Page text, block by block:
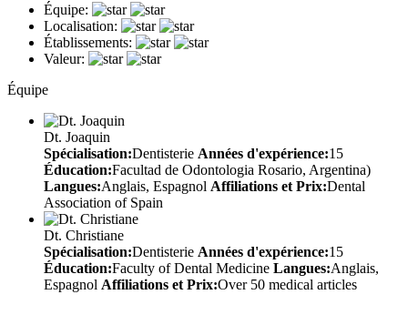
Équipe:
Localisation:
Établissements:
Valeur:
Équipe
Dt. Joaquin
Spécialisation:Dentisterie Années d'expérience:15
Éducation:Facultad de Odontologia Rosario, Argentina)
Langues:Anglais, Espagnol Affiliations et Prix:Dental
Association of Spain
Dt. Christiane
Spécialisation:Dentisterie Années d'expérience:15
Éducation:Faculty of Dental Medicine Langues:Anglais,
Espagnol Affiliations et Prix:Over 50 medical articles